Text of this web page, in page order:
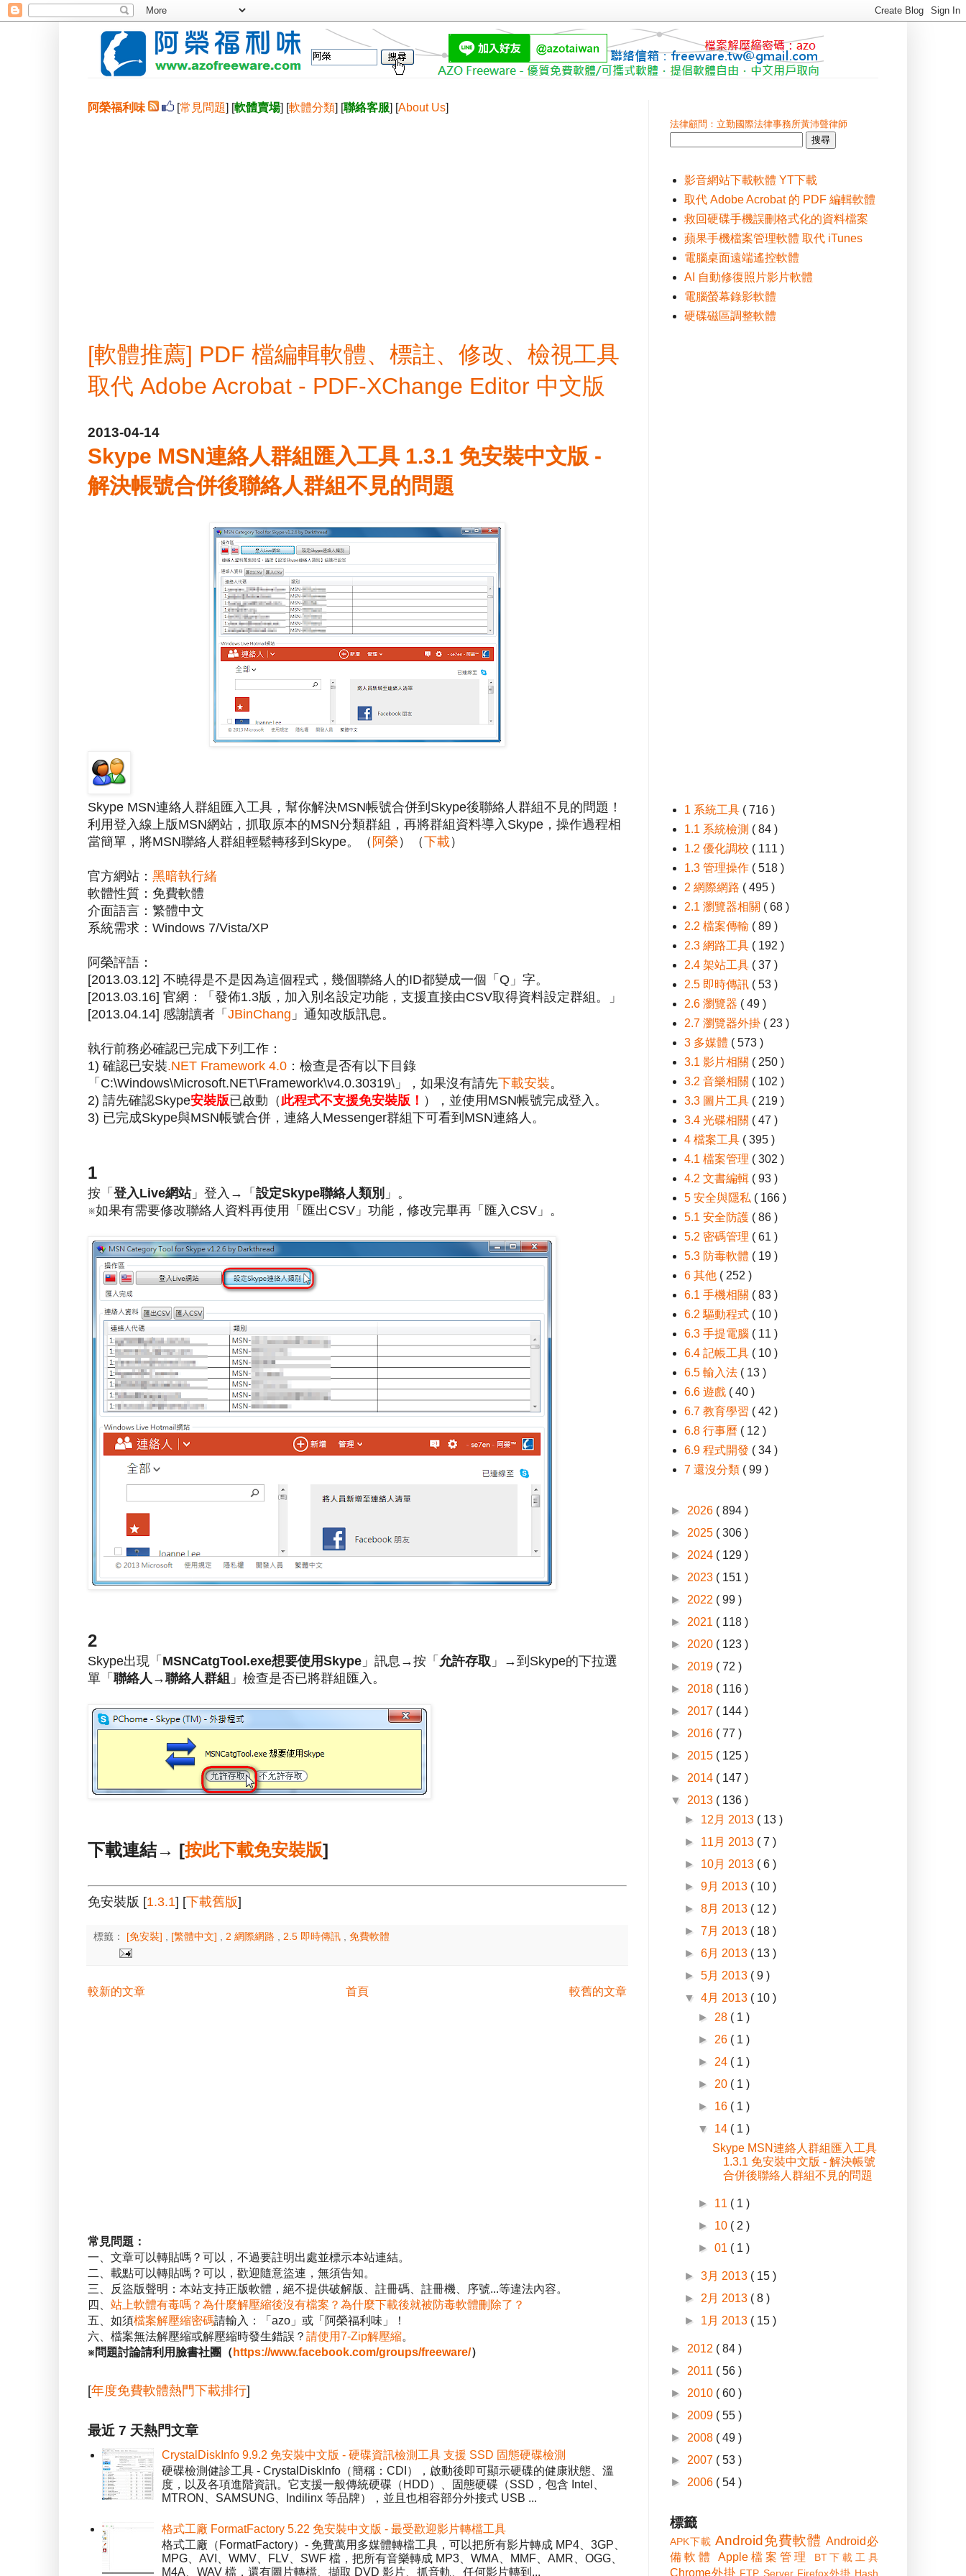
阿榮福利味 [常見問題] [軟體賣場] [軟體分類] [聯絡客服] [About Us]
[軟體推薦] PDF 檔編輯軟體、標註、修改、檢視工具
取代 Adobe Acrobat - PDF-XChange Editor 中文版
2013-04-14
Skype MSN連絡人群組匯入工具 1.3.1 免安裝中文版 -
解決帳號合併後聯絡人群組不見的問題
Skype MSN連絡人群組匯入工具，幫你解決MSN帳號合併到Skype後聯絡人群組不見的問題！
利用登入線上版MSN網站，抓取原本的MSN分類群組，再將群組資料導入Skype，操作過程相
當簡單，將MSN聯絡人群組輕鬆轉移到Skype。（ 阿榮 ）（下載）
官方網站： 黑暗執行緒
軟體性質：免費軟體
介面語言：繁體中文
系統需求：Windows 7/Vista/XP
阿榮評語：
[2013.03.12] 不曉得是不是因為這個程式，幾個聯絡人的ID都變成一個「Q」字。
[2013.03.16] 官網：「發佈1.3版，加入別名設定功能，支援直接由CSV取得資料設定群組。」
[2013.04.14] 感謝讀者「 JBinChang 」通知改版訊息。
執行前務必確認已完成下列工作：
1) 確認已安裝.NET Framework 4.0 ：檢查是否有以下目錄
「C:\Windows\Microsoft.NET\Framework\v4.0.30319\」，如果沒有請先下載安裝。
2) 請先確認Skype安裝版已啟動（此程式不支援免安裝版！ ），並使用MSN帳號完成登入。
3) 已完成Skype與MSN帳號合併，連絡人Messenger群組下可看到MSN連絡人。
1
按「 登入Live網站」登入→「 設定Skype聯絡人類別 」。
※如果有需要修改聯絡人資料再使用「匯出CSV」功能，修改完畢再「匯入CSV」。
2
Skype出現「 MSNCatgTool.exe想要使用Skype 」訊息→按「 允許存取 」→到Skype的下拉選
單「 聯絡人→聯絡人群組 」檢查是否已將群組匯入。
下載連結→ [按此下載免安裝版]
免安裝版 [1.3.1] [下載舊版]
標籤： [免安裝] [繁體中文] 2 網際網路 2.5 即時傳訊 免費軟體
較新的文章 較舊的文章
首頁
常見問題：
一、文章可以轉貼嗎？可以，不過要註明出處並標示本站連結。
二、載點可以轉貼嗎？可以，歡迎隨意盜連，無須告知。
三、反盜版聲明：本站支持正版軟體，絕不提供破解版、註冊碼、註冊機、序號...等違法內容。
四、 站上軟體有毒嗎？為什麼解壓縮後沒有檔案？為什麼下載後就被防毒軟體刪除了？
五、如須檔案解壓縮密碼請輸入：「azo」或「阿榮福利味」！
六、檔案無法解壓縮或解壓縮時發生錯誤？ 請使用7-Zip解壓縮。
※問題討論請利用臉書社團（ https://www.facebook.com/groups/freeware/）
[年度免費軟體熱門下載排行]
最近 7 天熱門文章
CrystalDiskInfo 9.9.2 免安裝中文版 - 硬碟資訊檢測工具 支援 SSD 固態硬碟檢測
硬碟檢測健診工具 - CrystalDiskInfo（簡稱：CDI），啟動後即可顯示硬碟的健康狀態、溫
度，以及各項進階資訊。它支援一般傳統硬碟（HDD）、固態硬碟（SSD，包含 Intel、
MTRON、SAMSUNG、Indilinx 等品牌），並且也相容部分外接式 USB ...
格式工廠 FormatFactory 5.22 免安裝中文版 - 最受歡迎影片轉檔工具
格式工廠（FormatFactory）- 免費萬用多媒體轉檔工具，可以把所有影片轉成 MP4、3GP、
MPG、AVI、WMV、FLV、SWF 檔，把所有音樂轉成 MP3、WMA、MMF、AMR、OGG、
M4A、WAV 檔，還有圖片轉檔、擷取 DVD 影片、抓音軌、任何影片轉到...
法律顧問：立勤國際法律事務所黃沛聲律師
影音網站下載軟體 YT下載
取代 Adobe Acrobat 的 PDF 編輯軟體
救回硬碟手機誤刪格式化的資料檔案
蘋果手機檔案管理軟體 取代 iTunes
電腦桌面遠端遙控軟體
AI 自動修復照片影片軟體
電腦螢幕錄影軟體
硬碟磁區調整軟體
1 系統工具 ( 716 )
1.1 系統檢測 ( 84 )
1.2 優化調校 ( 111 )
1.3 管理操作 ( 518 )
2 網際網路 ( 495 )
2.1 瀏覽器相關 ( 68 )
2.2 檔案傳輸 ( 89 )
2.3 網路工具 ( 192 )
2.4 架站工具 ( 37 )
2.5 即時傳訊 ( 53 )
2.6 瀏覽器 ( 49 )
2.7 瀏覽器外掛 ( 23 )
3 多媒體 ( 573 )
3.1 影片相關 ( 250 )
3.2 音樂相關 ( 102 )
3.3 圖片工具 ( 219 )
3.4 光碟相關 ( 47 )
4 檔案工具 ( 395 )
4.1 檔案管理 ( 302 )
4.2 文書編輯 ( 93 )
5 安全與隱私 ( 166 )
5.1 安全防護 ( 86 )
5.2 密碼管理 ( 61 )
5.3 防毒軟體 ( 19 )
6 其他 ( 252 )
6.1 手機相關 ( 83 )
6.2 驅動程式 ( 10 )
6.3 手提電腦 ( 11 )
6.4 記帳工具 ( 10 )
6.5 輸入法 ( 13 )
6.6 遊戲 ( 40 )
6.7 教育學習 ( 42 )
6.8 行事曆 ( 12 )
6.9 程式開發 ( 34 )
7 還沒分類 ( 99 )
► 2026 ( 894 )
► 2025 ( 306 )
► 2024 ( 129 )
► 2023 ( 151 )
► 2022 ( 99 )
► 2021 ( 118 )
► 2020 ( 123 )
► 2019 ( 72 )
► 2018 ( 116 )
► 2017 ( 144 )
► 2016 ( 77 )
► 2015 ( 125 )
► 2014 ( 147 )
▼ 2013 ( 136 )
► 12月 2013 ( 13 )
► 11月 2013 ( 7 )
► 10月 2013 ( 6 )
►9月 2013 ( 10 )
►8月 2013 ( 12 )
►7月 2013 ( 18 )
►6月 2013 ( 13 )
►5月 2013 ( 9 )
▼4月 2013 ( 10 )
► 28 ( 1 )
► 26 ( 1 )
► 24 ( 1 )
► 20 ( 1 )
► 16 ( 1 )
▼ 14 ( 1 )
Skype MSN連絡人群組匯入工具
1.3.1 免安裝中文版 - 解決帳號
合併後聯絡人群組不見的問題
► 11 ( 1 )
► 10 ( 2 )
►01 ( 1 )
►3月 2013 ( 15 )
► 2月 2013 ( 8 )
► 1月 2013 ( 15 )
► 2012 ( 84 )
► 2011 ( 56 )
► 2010 ( 60 )
► 2009 ( 55 )
► 2008 ( 49 )
► 2007 ( 53 )
► 2006 ( 54 )
標籤
APK下載 Android免費軟體 Android必
備軟體
Apple檔案管理 BT下載工具
Chrome外掛 FTP Server Firefox外掛 Hash